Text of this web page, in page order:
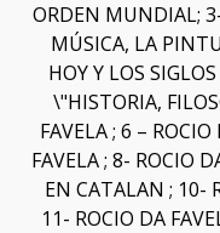
ORDEN MUNDIAL;
MÚSICA, LA
HOY Y LOS
\"HISTORIA,
FAVELA ; 6 –
FAVELA ; 8- ROCIO
EN CATALAN ; 10-
11- ROCIO DA